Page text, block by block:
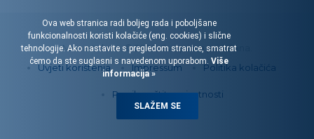
Menart d.o.o. © 2026. Sva prava pridržana.
Uvjeti korištenja
Impressum Politika kolačića
Pravila zaštite privatnosti
Ova web stranica radi boljeg rada i poboljšane
funkcionalnosti koristi kolačiće (eng. cookies) i slične
tehnologije. Ako nastavite s pregledom stranice, smatrat
ćemo da ste suglasni s navedenom uporabom. Više
informacija »
SLAŽEM SE